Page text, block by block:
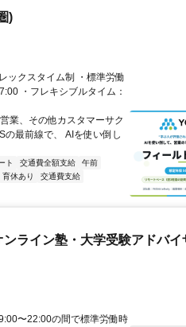
)
ックスタイム制 ・標準労働
・フレキシブルタイム：
業、その他カスタマーサク
最前線で、 AIを使い倒し
ト 交通費全額支給
午前
育休あり
交通費支給
ライン塾・大学受験アドバ
〜22:00の間で標準労働時